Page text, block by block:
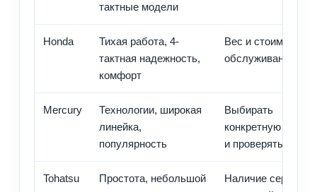
тактные модели
Honda
Тихая работа, 4-
тактная надежность,
комфорт
Вес и стоимость
обслуживания
Mercury
Технологии, широкая
линейка,
популярность
Выбирать
конкретную
и проверять
Tohatsu
Простота, небольшой
Наличие сервиса и